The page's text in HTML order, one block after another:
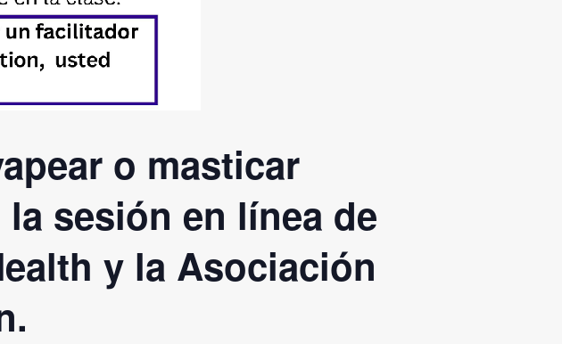
o masticar
sesión en línea de
y la Asociación